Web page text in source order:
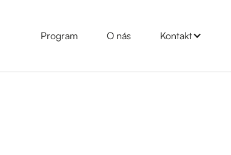
Program O nás Kontakt